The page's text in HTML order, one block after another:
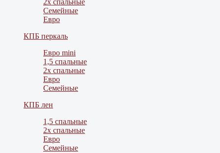
2х спальные
Семейные
Евро
КПБ перкаль
Евро mini
1,5 спальные
2х спальные
Евро
Семейные
КПБ лен
1,5 спальные
2х спальные
Евро
Семейные